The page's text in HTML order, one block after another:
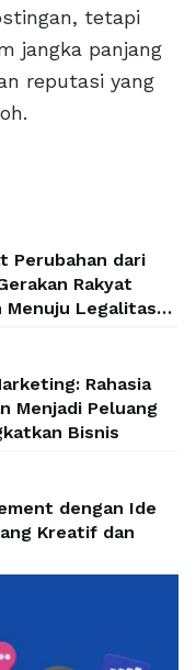
tetapi
jangka panjang
reputasi yang
Perubahan dari
Rakyat
Menuju Legalitas
Rahasia
Menjadi Peluang
Bisnis
dengan Ide
Kreatif dan